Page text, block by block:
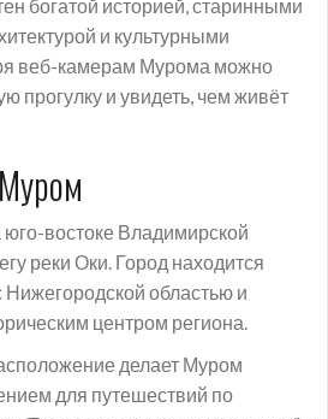
богатой историей, старинными
и культурными
веб-камерам Мурома можно
прогулку и увидеть, чем живёт
востоке Владимирской
реки Оки. Город находится
Нижегородской областью и
центром региона.
делает Муром
для путешествий по